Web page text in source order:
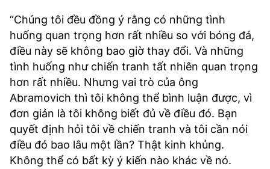
“Chúng tôi đều đồng ý rằng có những tình
huống quan trọng hơn rất nhiều so với bóng đá,
điều này sẽ không bao giờ thay đổi. Và những
tình huống như chiến tranh tất nhiên quan trọng
hơn rất nhiều. Nhưng vai trò của ông
Abramovich thì tôi không thể bình luận được, vì
đơn giản là tôi không biết đủ về điều đó. Bạn
quyết định hỏi tôi về chiến tranh và tôi cần nói
điều đó bao lâu một lần? Thật kinh khủng.
Không thể có bất kỳ ý kiến ​​nào khác về nó.